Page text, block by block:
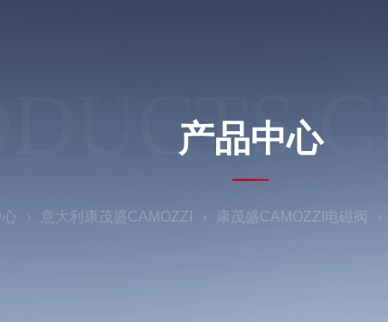
产品中心
意大利康茂盛CAMOZZI 康茂盛CAMOZZI电磁阀